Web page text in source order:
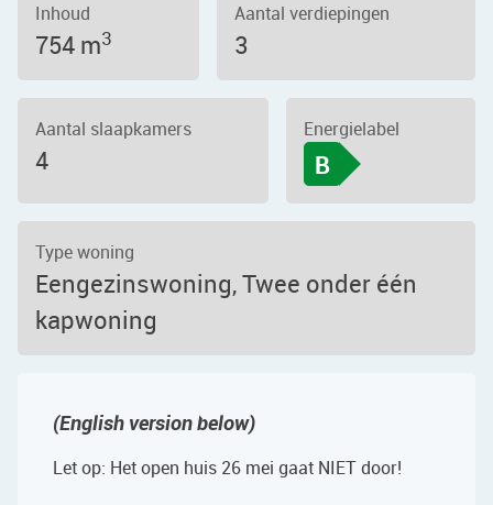
Inhoud
754 m3
Aantal verdiepingen
3
Aantal slaapkamers
4
Energielabel
B
Type woning
Eengezinswoning, Twee onder één
kapwoning
(English version below)
Let op: Het open huis 26 mei gaat NIET door!